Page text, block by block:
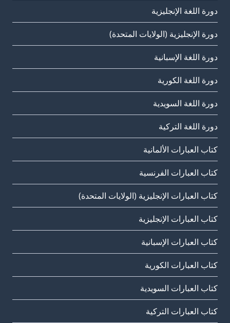
دورة اللغة الإنجليزية
دورة الإنجليزية (الولايات المتحدة)
دورة اللغة الإسبانية
دورة اللغة الكورية
دورة اللغة السويدية
دورة اللغة التركية
كتاب العبارات الألمانية
كتاب العبارات الفرنسية
كتاب العبارات الإنجليزية (الولايات المتحدة)
كتاب العبارات الإنجليزية
كتاب العبارات الإسبانية
كتاب العبارات الكورية
كتاب العبارات السويدية
كتاب العبارات التركية